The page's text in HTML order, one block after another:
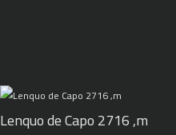
Lenquo de Capo 2716 ,m